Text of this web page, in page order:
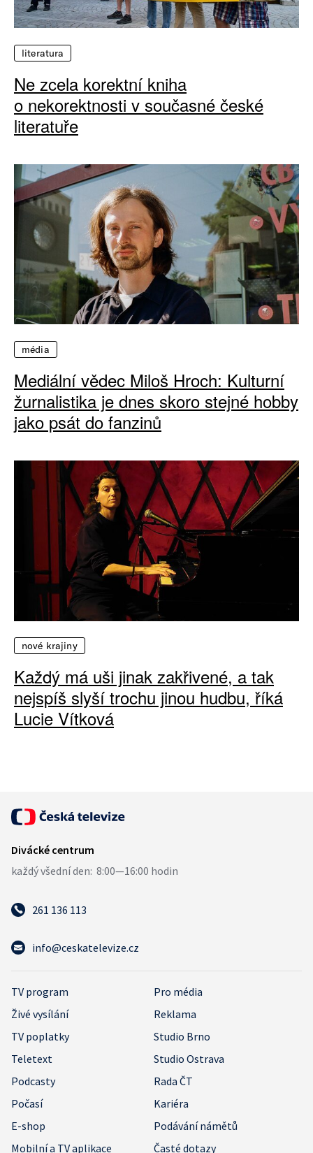
literatura
Ne zcela korektní kniha
o nekorektnosti v současné české
literatuře
média
Mediální vědec Miloš Hroch: Kulturní
žurnalistika je dnes skoro stejné hobby
jako psát do fanzinů
nové krajiny
Každý má uši jinak zakřivené, a tak
nejspíš slyší trochu jinou hudbu, říká
Lucie Vítková
261 136 113
info@ceskatelevize.cz
TV program
Pro média
Živé vysílání
Reklama
TV poplatky
Studio Brno
Teletext
Studio Ostrava
Podcasty
Rada ČT
Počasí
Kariéra
E-shop
Podávání námětů
Mobilní a TV aplikace
Časté dotazy